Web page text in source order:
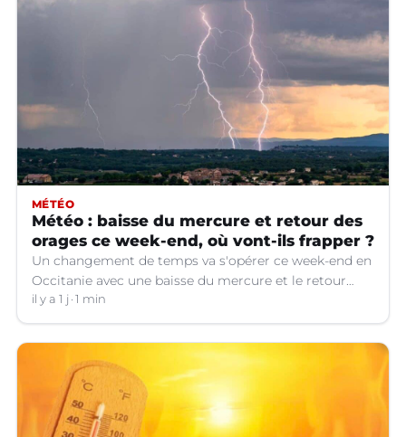
MÉTÉO
Météo : baisse du mercure et retour des
orages ce week-end, où vont-ils frapper ?
Un changement de temps va s'opérer ce week-end en
Occitanie avec une baisse du mercure et le retour
d'orages dans certains départements.
il y a 1 j 1 min